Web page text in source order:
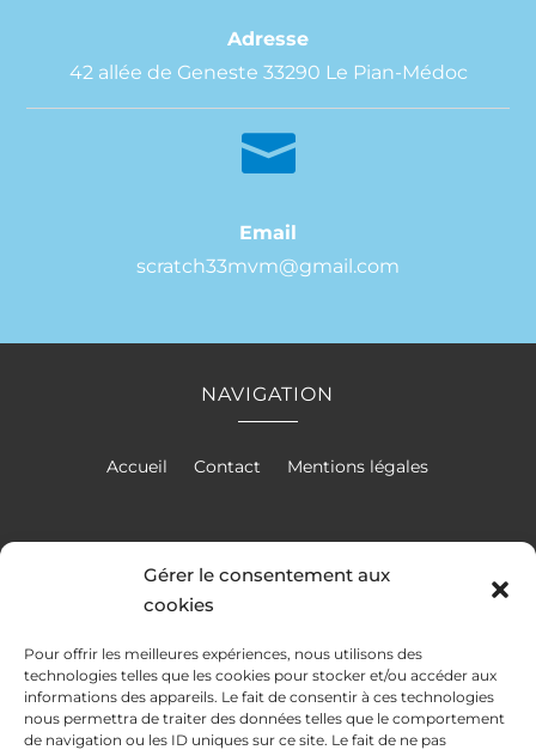
Gérer le consentement aux
cookies
Pour offrir les meilleures expériences, nous utilisons des
technologies telles que les cookies pour stocker et/ou accéder aux
informations des appareils. Le fait de consentir à ces technologies
nous permettra de traiter des données telles que le comportement
de navigation ou les ID uniques sur ce site. Le fait de ne pas
Adresse
42 allée de Geneste 33290 Le Pian-Médoc

Email
scratch33mvm@gmail.com
NAVIGATION
Accueil Contact Mentions légales
RÉALISATION